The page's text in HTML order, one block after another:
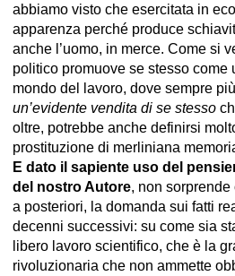
abbiamo visto che esercitata in
apparenza perché produce
anche l’uomo, in merce. Come si
politico promuove se stesso come
mondo del lavoro, dove sempre più
un’evidente vendita di se stesso
oltre, potrebbe anche definirsi
prostituzione di merliniana
E dato il sapiente uso del
del nostro Autore, non
a posteriori, la domanda sui fatti
decenni successivi: su come sia
libero lavoro scientifico, che è la
rivoluzionaria che non ammette